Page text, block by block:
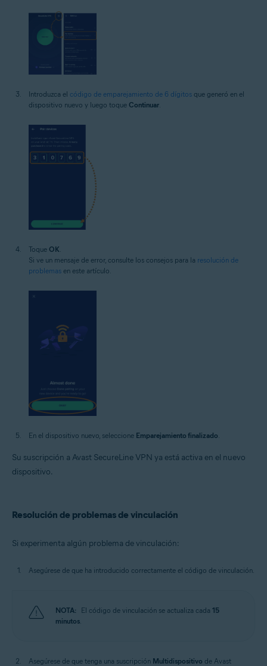
Introduzca el código de emparejamiento de 6 dígitos que generó en el
dispositivo nuevo y luego toque Continuar
Toque OK
Si ve un mensaje de error, consulte los consejos para la resolución de
problemas en este artículo.
En el dispositivo nuevo, seleccione Emparejamiento finalizado.
Su suscripción a Avast SecureLine VPN ya está activa en el nuevo
dispositivo.
Resolución de problemas de vinculación
Si experimenta algún problema de vinculación:
Asegúrese de que ha introducido correctamente el código de vinculación.
NOTA: El código de vinculación se actualiza cada 15
minutos.
Asegúrese de que tenga una suscripción Multidispositivo de Avast